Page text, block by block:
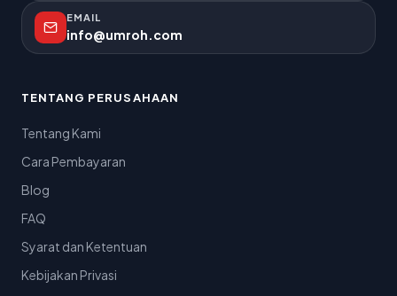
EMAIL
info@umroh.com
TENTANG PERUSAHAAN
Tentang Kami
Cara Pembayaran
Blog
FAQ
Syarat dan Ketentuan
Kebijakan Privasi